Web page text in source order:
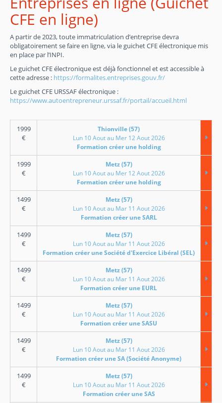
CFE en ligne)
A partir de 2023, toute immatriculation d’entreprise devra
obligatoirement se faire en ligne, via le guichet CFE électronique mis
en place par l’INPI.
Le guichet CFE électronique est déjà fonctionnel et est accessible à
cette adresse : https://formalites.entreprises.gouv.fr/
Le guichet CFE URSSAF électronique :
https://www.autoentrepreneur.urssaf.fr/portail/accueil.html
1999
€
Thionville (57)
Lun 10 Aout au Mer 12 Aout 2026
Formation créer une holding
1999
€
Metz (57)
Lun 10 Aout au Mer 12 Aout 2026
Formation créer une holding
1499
€
Metz (57)
Lun 10 Aout au Mar 11 Aout 2026
Formation créer une SARL
1499
€
Metz (57)
Lun 10 Aout au Mar 11 Aout 2026
Formation créer une Société d'Exercice Libéral (SEL)
1499
€
Metz (57)
Lun 10 Aout au Mar 11 Aout 2026
Formation créer une EURL
1499
€
Metz (57)
Lun 10 Aout au Mar 11 Aout 2026
Formation créer une SASU
1499
€
Metz (57)
Lun 10 Aout au Mar 11 Aout 2026
Formation créer une SA (Société Anonyme)
1499
€
Metz (57)
Lun 10 Aout au Mar 11 Aout 2026
Formation créer une SAS